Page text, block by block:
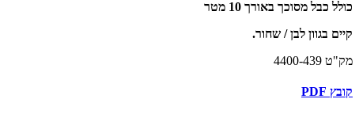
כולל כבל מסוכך באורך 10 מטר
קיים בגוון לבן / שחור.
מק"ט 4400-439
קובץ PDF